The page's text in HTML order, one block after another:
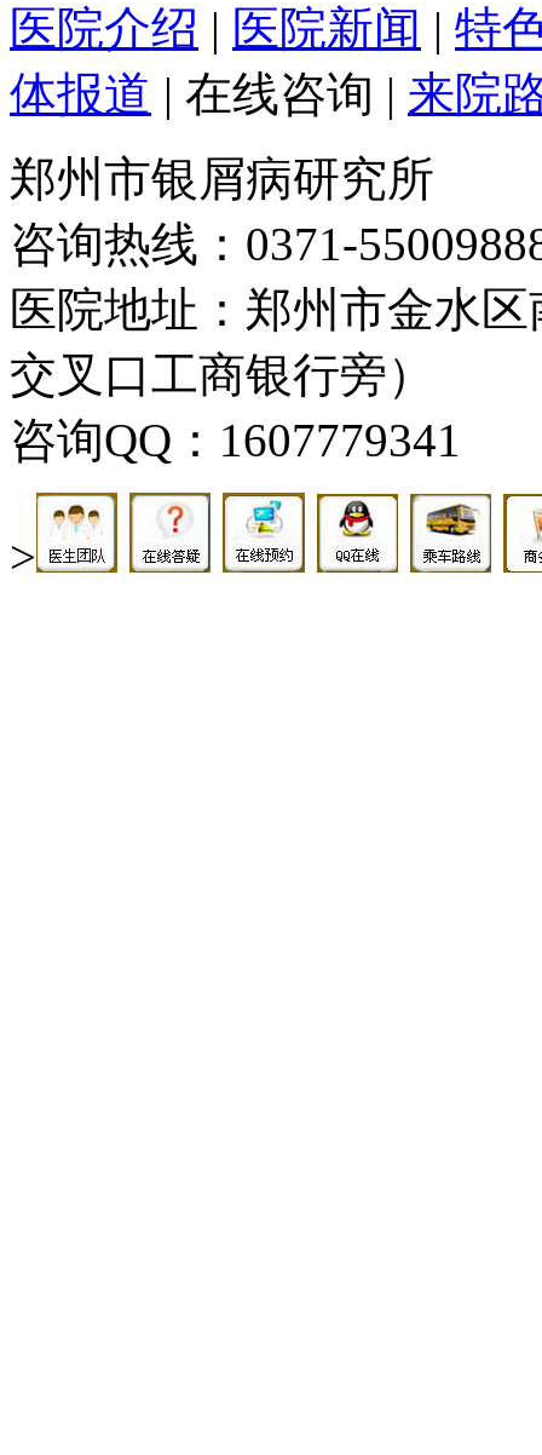
医院介绍 | 医院新闻 | 特
体报道 | 在线咨询 | 来院
郑州市银屑病研究所
咨询热线：0371-
医院地址：郑州市金水
交叉口工商银行旁）
咨询QQ：1607779341
>